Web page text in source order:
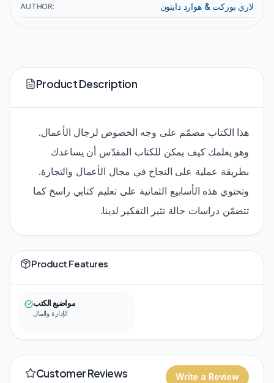
AUTHOR: لاري بوركت & هوارد دايتون
Product Description
هذا الكتاب مصمّم على وجه الخصوص لرجال الأعمال.
وهو يعلمك كيف يمكن للكتاب المقدّس أن يساعدك
بطريقة عملية على النجاح في مجال الأعمال والتجارة.
وتحتوي هذه الأسابيع الثمانية على تعليم كتابي راسخ كما
تتضمّن دراسات حالة تثير التفكير لدينا.
Product Features
مواضيع الكتب
الإدارة والمال
Customer Reviews Write a Review